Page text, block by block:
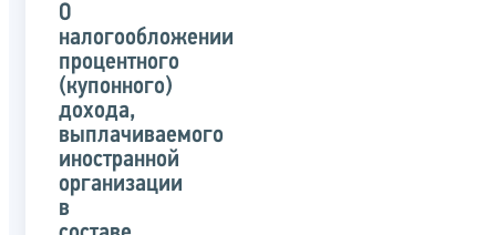
указанного
письма
О
налогообложении
процентного
(купонного)
дохода,
выплачиваемого
иностранной
организации
в